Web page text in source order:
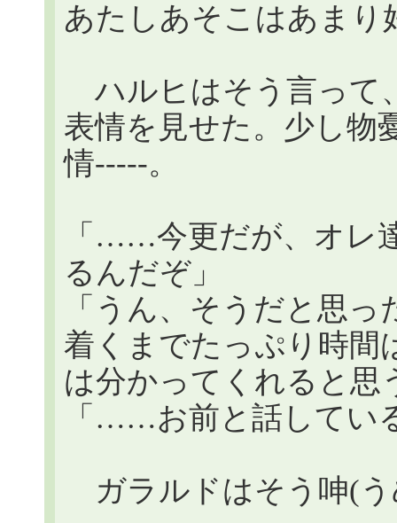
あたしあそこはあま
ハルヒはそう言って
表情を見せた。少し物
情-----。
「……今更だが、オレ
るんだぞ」
「うん、そうだと思
着くまでたっぷり時間
は分かってくれると思
「……お前と話してい
ガラルドはそう呻(う